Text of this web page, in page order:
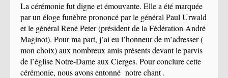
La cérémonie fut digne et émouvante. Elle a été marquée
par un éloge funèbre prononcé par le général Paul Urwald
et le général René Peter (président de la Fédération André
Maginot). Pour ma part, j’ai eu l’honneur de m’adresser (
mon choix) aux nombreux amis présents devant le parvis
de l’église Notre-Dame aux Cierges. Pour conclure cette
cérémonie, nous avons entonné notre chant .